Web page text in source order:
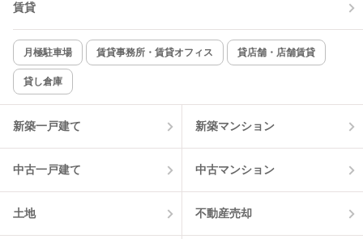
賃貸
月極駐車場 賃貸事務所・賃貸オフィス 貸店舗・店舗賃貸
貸し倉庫
新築一戸建て 新築マンション
中古一戸建て 中古マンション
土地 不動産売却